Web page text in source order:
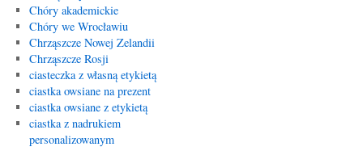
Chóry akademickie
Chóry we Wrocławiu
Chrząszcze Nowej Zelandii
Chrząszcze Rosji
ciasteczka z własną etykietą
ciastka owsiane na prezent
ciastka owsiane z etykietą
ciastka z nadrukiem
personalizowanym